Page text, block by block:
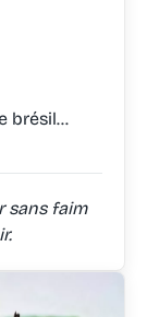
brésil…
sans faim